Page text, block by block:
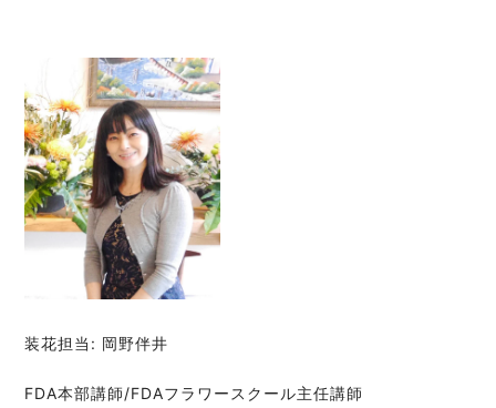
装花担当: 岡野伴井
FDA本部講師/FDAフラワースクール主任講師